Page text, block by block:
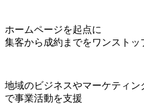
ホームページを起点に
集客から成約までをワンストッ
地域のビジネスやマーケティ
で事業活動を支援